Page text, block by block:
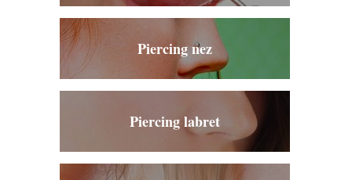
Piercing nez
Piercing labret